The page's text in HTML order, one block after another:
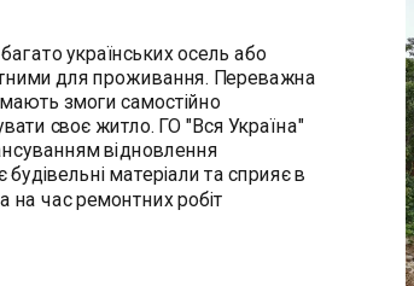
українських осель або
для проживання. Переважна
змоги самостійно
своє житло. ГО "Вся Україна"
відновлення
матеріали та сприяє в
на час ремонтних робіт